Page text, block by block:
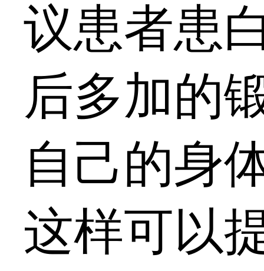
议患者患
后多加的
自己的身
这样可以